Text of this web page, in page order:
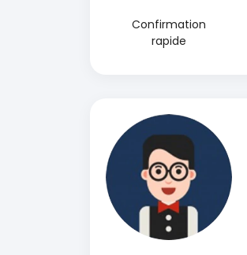
Confirmation
rapide